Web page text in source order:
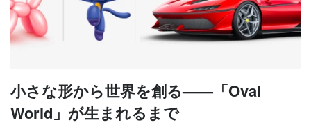
小さな形から世界を創る——「Oval
World」が生まれるまで